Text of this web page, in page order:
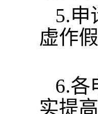
5.申
虚作
6.各
实提